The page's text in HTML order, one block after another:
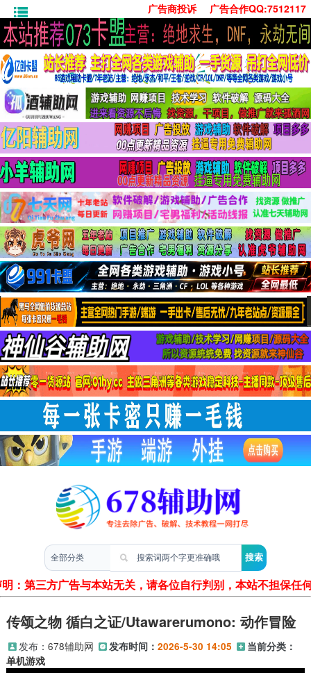
广告商投诉 广告合作QQ:7512117
首页
技术学习
安卓绿化
单机游戏
社交娱乐
系统工具
活动线报
常用办公
源码收集
值得一看
两性情感
明：第三方广告与本站无关，请各位自行判别，本站不担保
传颂之物 循白之证/Utawarerumono: 动作冒险
发布： 678辅助网 发布时间： 2026-5-30 14:05
当前分类：
单机游戏